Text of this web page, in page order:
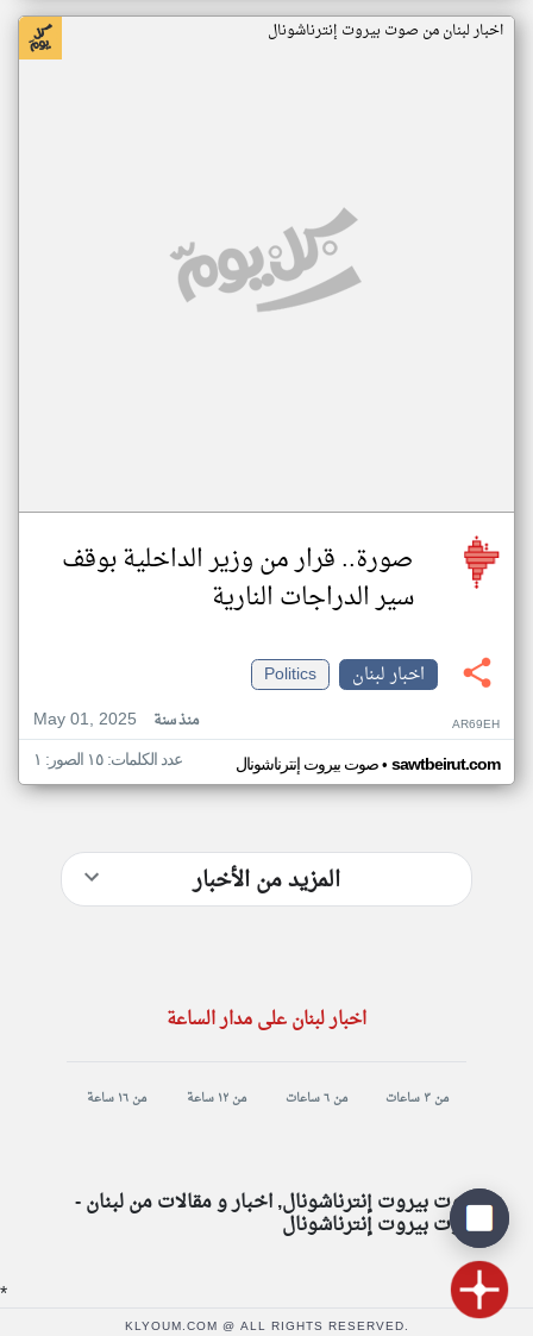
اخبار لبنان من صوت بيروت إنترناشونال
صورة.. قرار من وزير الداخلية بوقف
سير الدراجات النارية
اخبار لبنان
Politics
May 01, 2025
منذ سنة AR69EH
صوت بيروت إنترناشونال• sawtbeirut.com عدد الكلمات: ١٥ الصور: ١
المزيد من الأخبار
اخبار لبنان على مدار الساعة
من ٣ ساعات من ٦ ساعات من ١٢ ساعة من ١٦ ساعة
صوت بيروت إنترناشونال, اخبار و مقالات من لبنان -
صوت بيروت إنترناشونال
*
KLYOUM.COM @ ALL RIGHTS RESERVED.